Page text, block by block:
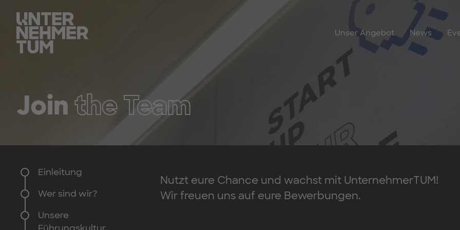
Unser Angebot News
Join the Team
Einleitung
Wer sind wir?
Unsere
Nutzt eure Chance und wachst mit UnternehmerTUM!
Wir freuen uns auf eure Bewerbungen.